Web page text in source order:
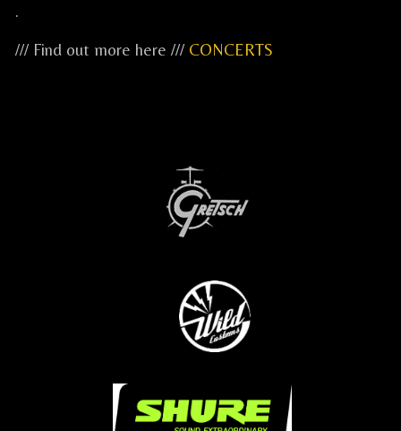
.
/// Find out more here /// CONCERTS